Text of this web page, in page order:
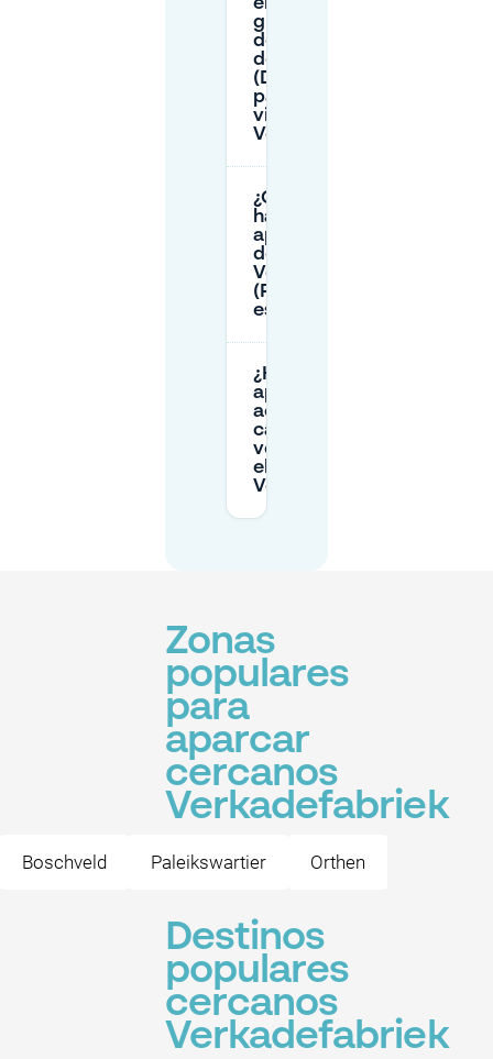
en la calle es
gratuito los
domingos cerca
de Tramkade
(Den Bosch)
para los
visitantes de
Verkadefabriek?
¿Qué debo
hacer si el
aparcamiento
de
Verkadefabriek
(P1/P2/P3)
está lleno?
¿Hay
aparcamiento
accesible y
carga para
vehículos
eléctricos en
Verkadefabriek?
Zonas
populares
para
aparcar
cercanos
Verkadefabriek
Boschveld Paleikswartier Orthen
Destinos
populares
cercanos
Verkadefabriek